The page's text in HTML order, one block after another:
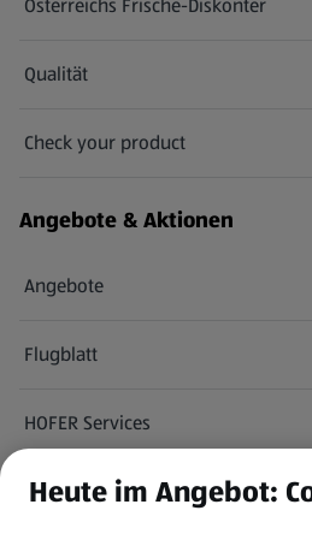
Österreichs Frische-Diskonter
Qualität
Check your product
(öffnet in einem neuen Tab)
Angebote & Aktionen
Angebote
Flugblatt
HOFER Services
Newsletter
Heute im Angebot: